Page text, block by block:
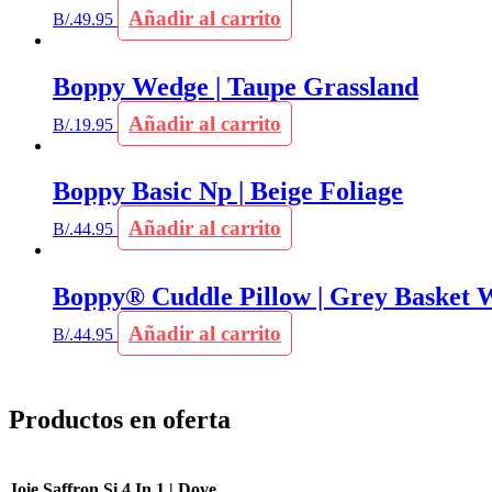
B/.49.95 Añadir al carrito
Boppy Wedge | Taupe Grassland
B/.19.95 Añadir al carrito
Boppy Basic Np | Beige Foliage
B/.44.95 Añadir al carrito
Boppy® Cuddle Pillow | Grey Basket
B/.44.95 Añadir al carrito
Productos en oferta